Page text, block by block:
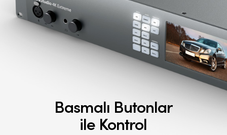
Basmalı Butonlar
ile Kontrol